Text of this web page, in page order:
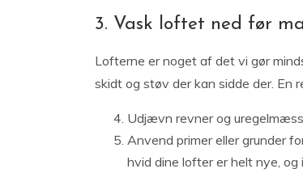
3. Vask loftet ned før
Lofterne er noget af det vi gør
skidt og støv der kan sidde der.
Udjævn revner og
Anvend primer eller grunder
hvid dine lofter er helt nye,